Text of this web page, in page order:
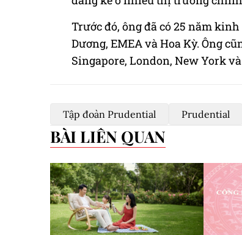
Trước đó, ông đã có 25 năm
Dương, EMEA và Hoa Kỳ. Ông
Singapore, London, New York
Tập đoàn Prudential Prudential
BÀI LIÊN QUAN